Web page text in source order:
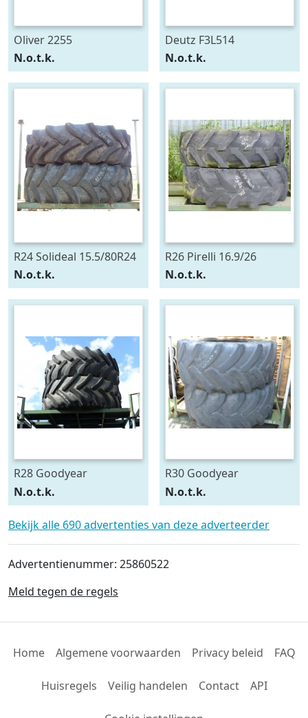
Oliver 2255
N.o.t.k.
Deutz F3L514
N.o.t.k.
R24 Solideal 15.5/80R24
N.o.t.k.
R26 Pirelli 16.9/26
N.o.t.k.
R28 Goodyear
540/75R28
N.o.t.k.
R30 Goodyear
600/70R30
N.o.t.k.
Bekijk alle 690 advertenties van deze adverteerder
Advertentienummer: 25860522
Meld tegen de regels
Home Algemene voorwaarden Privacy beleid FAQ
Huisregels Veilig handelen Contact API